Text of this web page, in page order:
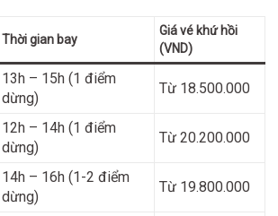
Thời gian bay
Giá vé khứ hồi
(VND)
13h – 15h (1 điểm
dừng)
Từ 18.500.000
12h – 14h (1 điểm
dừng)
Từ 20.200.000
14h – 16h (1-2 điểm
dừng)
Từ 19.800.000